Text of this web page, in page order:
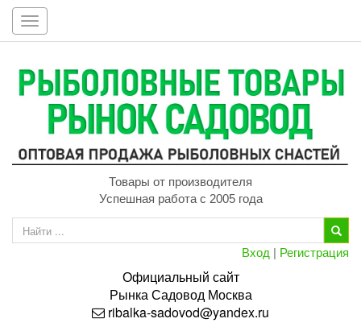
Toggle
navigation
Товары от производителя
Успешная работа с 2005 года
Вход | Регистрация
Официальный сайт
РынкаСадовод Москва
ribalka-sadovod@yandex.ru